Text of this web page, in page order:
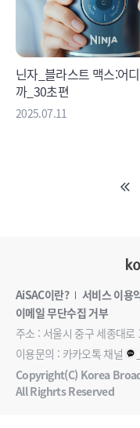
닌자_블라스트 맥스:어
까_30초편
2025.07.11
AiSAC이란? 서비스 이용
이메일 무단수집 거부
주소 : 서울시 중구 세종대로
이용문의 : 카카오톡 채널
Copyright(C) Korea
All Righrts Reserved